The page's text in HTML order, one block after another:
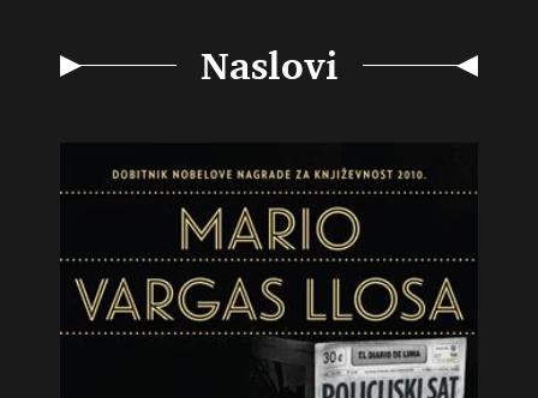
Naslovi